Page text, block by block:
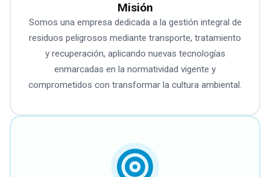
Misión
Somos una empresa dedicada a la gestión integral de
residuos peligrosos mediante transporte, tratamiento
y recuperación, aplicando nuevas tecnologías
enmarcadas en la normatividad vigente y
comprometidos con transformar la cultura ambiental.